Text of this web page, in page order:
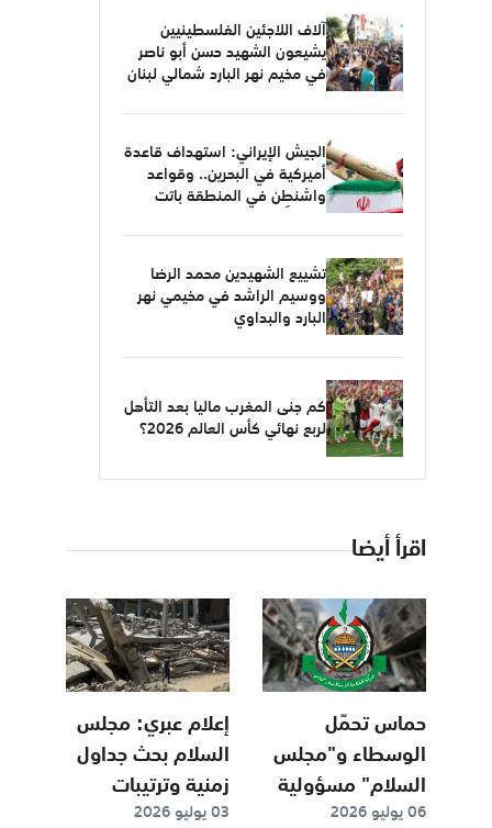
آلاف اللاجئين الفلسطينيين
يشيعون الشهيد حسن أبو ناصر
في مخيم نهر البارد شمالي لبنان
الجيش الإيراني: استهداف قاعدة
أميركية في البحرين.. وقواعد
واشنطن في المنطقة باتت
تشييع الشهيدين محمد الرضا
ووسيم الراشد في مخيمي نهر
البارد والبداوي
كم جنى المغرب ماليا بعد التأهل
لربع نهائي كأس العالم 2026؟
اقرأ أيضا
حماس تحمّل
الوسطاء و"مجلس
السلام" مسؤولية
استمرار المجازر بغزة
06 يوليو 2026
إعلام عبري: مجلس
السلام بحث جداول
زمنية وترتيبات
متعلقة بمستقبل
03 يوليو 2026